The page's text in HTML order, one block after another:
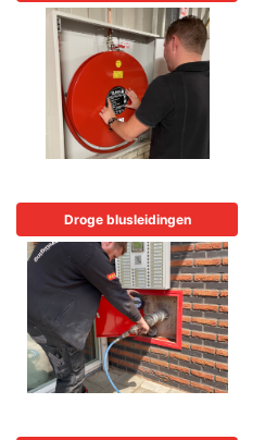
Droge blusleidingen